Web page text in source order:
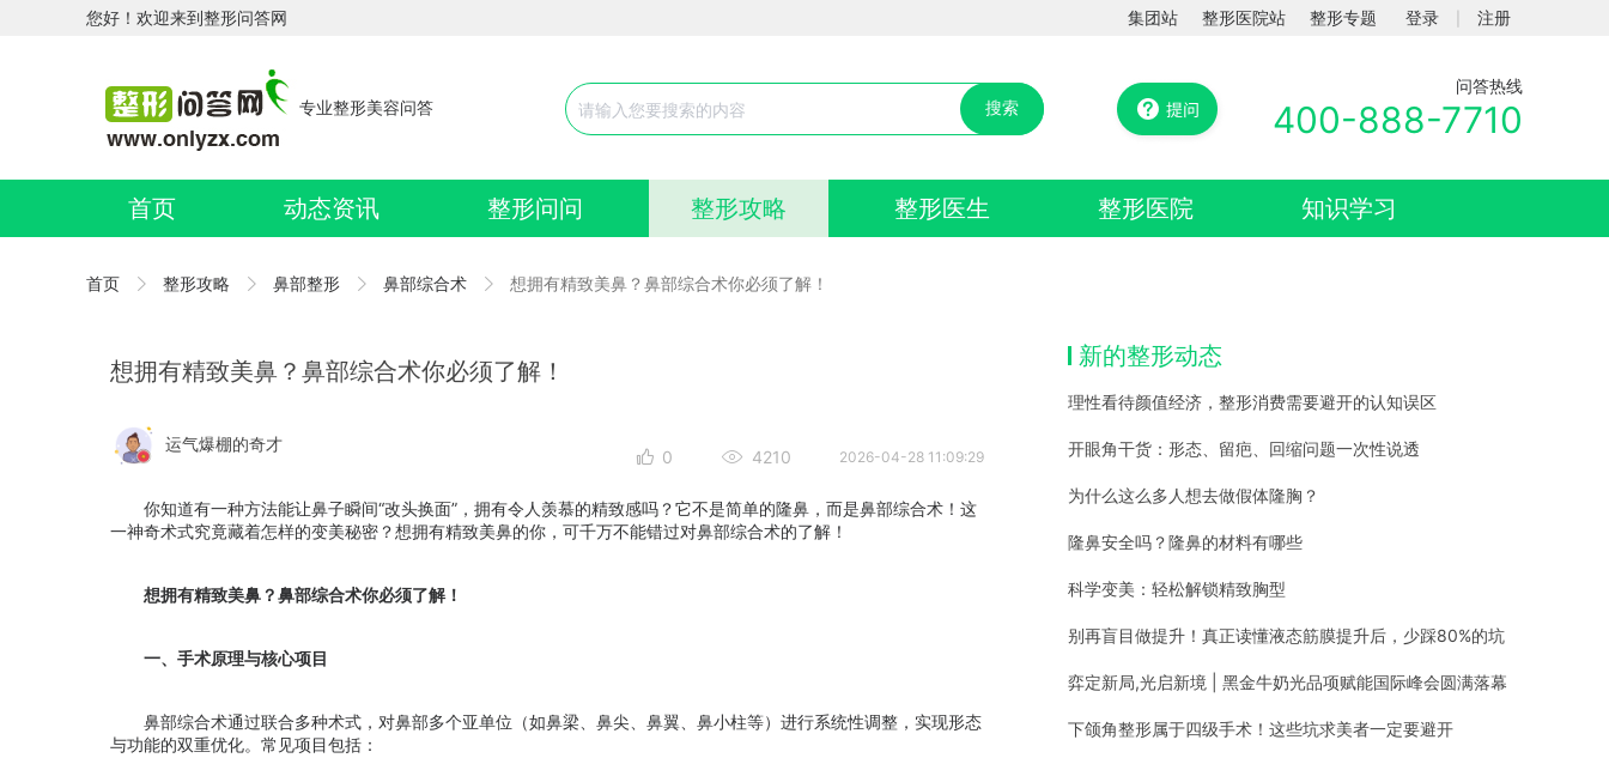
您好！欢迎来到整形问答网 集团站 整形医院站 整形专题 登录 注册
专业整形美容问答 搜索
问答热线
400-888-7710
首页 动态资讯 整形问问 整形攻略 整形医生 整形医院 知识学习
首页 整形攻略 鼻部整形 鼻部综合术 想拥有精致美鼻？鼻部综合术你必须了解！
想拥有精致美鼻？鼻部综合术你必须了解！
运气爆棚的奇才
0 4210 2026-04-28 11:09:29
你知道有一种方法能让鼻子瞬间“改头换面”，拥有令人羡慕的精致感吗？它不是简单的隆鼻，而是鼻部综合术！这
一神奇术式究竟藏着怎样的变美秘密？想拥有精致美鼻的你，可千万不能错过对鼻部综合术的了解！
想拥有精致美鼻？鼻部综合术你必须了解！
一、手术原理与核心项目
鼻部综合术通过联合多种术式，对鼻部多个亚单位（如鼻梁、鼻尖、鼻翼、鼻小柱等）进行系统性调整，实现形态
与功能的双重优化。常见项目包括：
新的整形动态
理性看待颜值经济，整形消费需要避开的认知误区
开眼角干货：形态、留疤、回缩问题一次性说透
为什么这么多人想去做假体隆胸？
隆鼻安全吗？隆鼻的材料有哪些
科学变美：轻松解锁精致胸型
别再盲目做提升！真正读懂液态筋膜提升后，少踩80%的坑
弈定新局,光启新境 | 黑金牛奶光品项赋能国际峰会圆满落幕
下颌角整形属于四级手术！这些坑求美者一定要避开